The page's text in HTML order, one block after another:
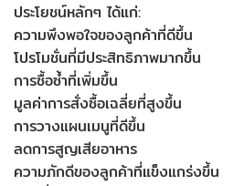
ประโยชน์หลักๆ ได้แก่:
ความพึงพอใจของลูกค้าที่ดีขึ้น
โปรโมชั่นที่มีประสิทธิภาพมากขึ้น
การซื้อซ้ำที่เพิ่มขึ้น
มูลค่าการสั่งซื้อเฉลี่ยที่สูงขึ้น
การวางแผนเมนูที่ดีขึ้น
ลดการสูญเสียอาหาร
ความภักดีของลูกค้าที่แข็งแกร่งขึ้น